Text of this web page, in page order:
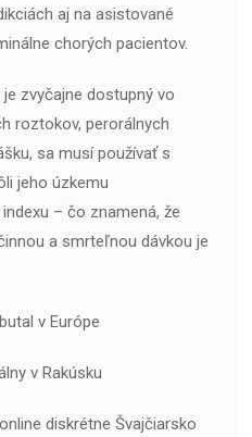
aj na asistované
chorých pacientov.
zvyčajne dostupný vo
roztokov, perorálnych
sa musí používať s
jeho úzkemu
– čo znamená, že
a smrteľnou dávkou je
v Európe
v Rakúsku
diskrétne Švajčiarsko